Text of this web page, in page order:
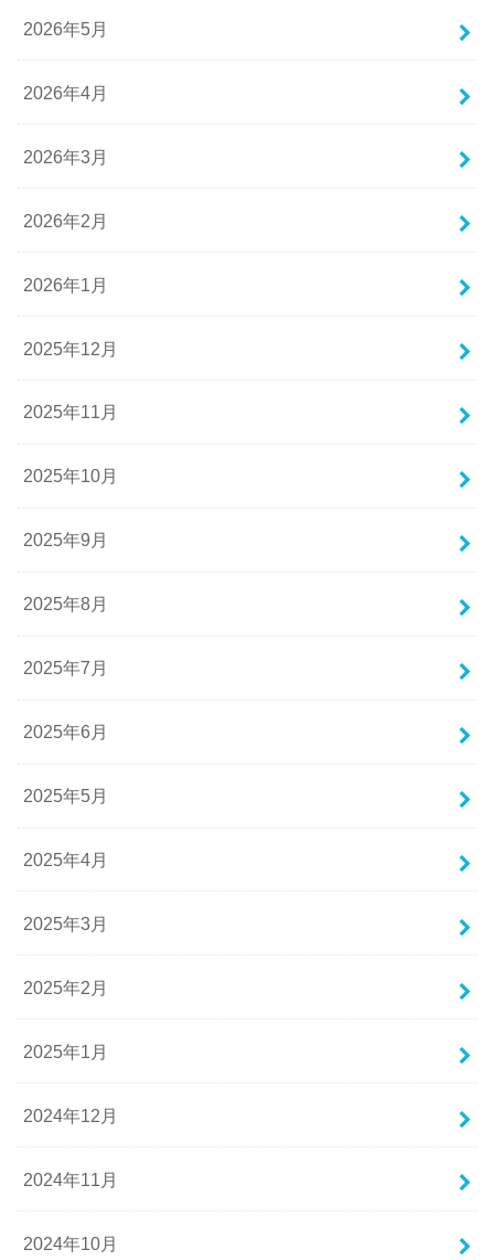
2026年5月
2026年4月
2026年3月
2026年2月
2026年1月
2025年12月
2025年11月
2025年10月
2025年9月
2025年8月
2025年7月
2025年6月
2025年5月
2025年4月
2025年3月
2025年2月
2025年1月
2024年12月
2024年11月
2024年10月